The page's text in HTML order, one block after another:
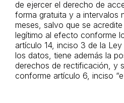
de ejercer el derecho de
forma gratuita y a intervalos
meses, salvo que se
legítimo al efecto conforme
artículo 14, inciso 3 de la
los datos, tiene además la
derechos de rectificación, y
conforme artículo 6, inciso